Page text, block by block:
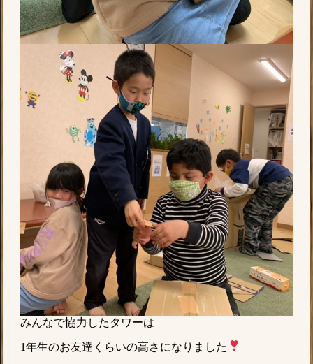
みんなで協力したタワーは
1年生のお友達くらいの高さになりました